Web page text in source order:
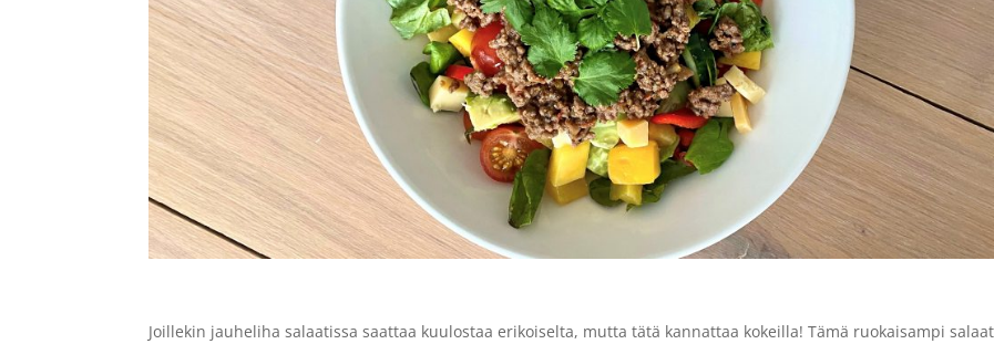
Joillekin jauheliha salaatissa saattaa kuulostaa erikoiselta, mutta tätä kannattaa kokeilla! Tämä ruokaisampi